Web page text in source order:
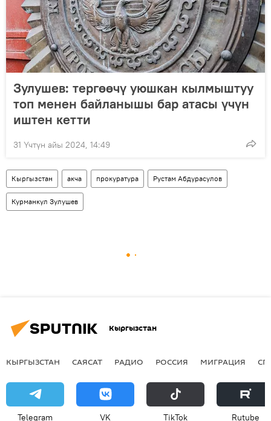
Зулушев: тергөөчү уюшкан кылмыштуу
топ менен байланышы бар атасы үчүн
иштен кетти
31 Үчтүн айы 2024, 14:49
Кыргызстан акча прокуратура Рустам Абдурасулов
Курманкул Зулушев
Кыргызстан
КЫРГЫЗСТАН САЯСАТ РАДИО РОССИЯ МИГРАЦИЯ
Telegram VK ТikТоk Rutube